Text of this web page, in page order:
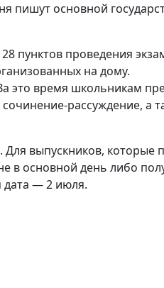
пишут основной
пунктов проведения
на дому.
это время школьникам
рассуждение, а
Для выпускников, которые
в основной день либо
дата — 2 июля.